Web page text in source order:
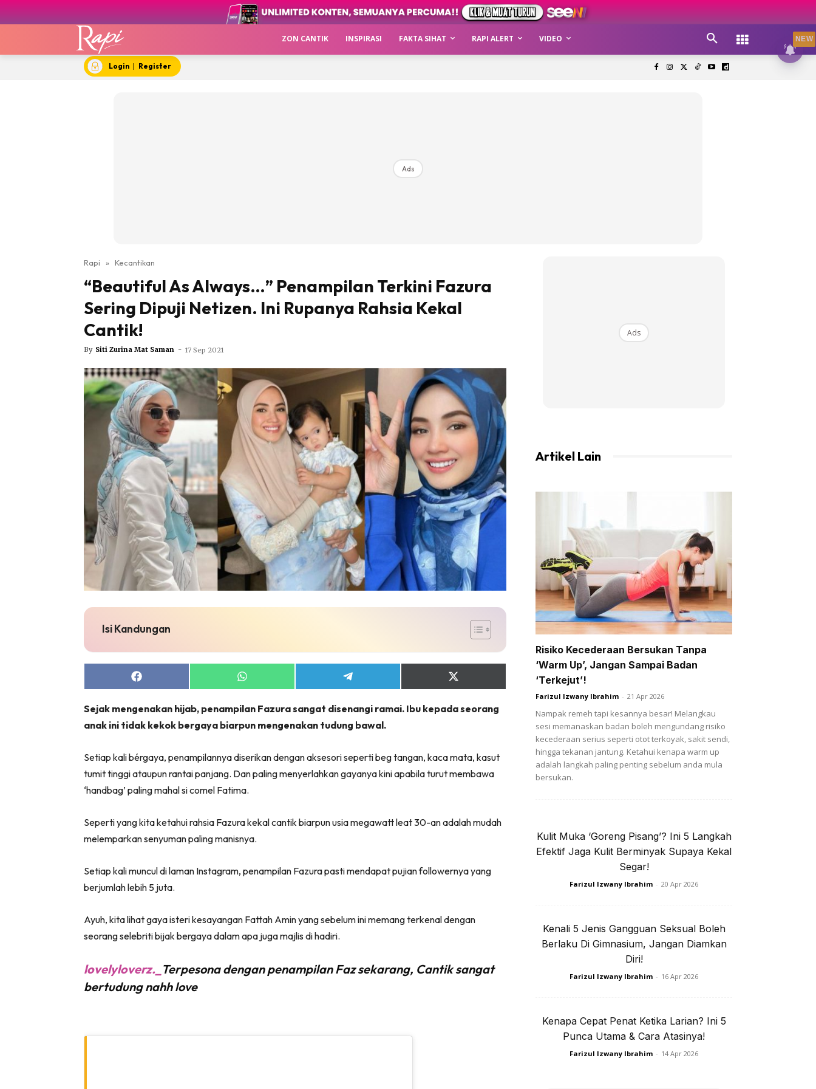
Login|Register
Zon Cantik
Inspirasi
Fakta Sihat
Fit
Video
Glow Up Rapi
Hub Ideaktiv
Dapatkan cerita, perkongsian dan info menarik. Free jer!
ZON CANTIK INSPIRASI FAKTA SIHAT RAPI ALERT VIDEO
Login | Register
Ads
Rapi » Kecantikan
“Beautiful As Always…” Penampilan Terkini Fazura
Sering Dipuji Netizen. Ini Rupanya Rahsia Kekal
Cantik!
By Siti Zurina Mat Saman - 17 Sep 2021
Isi Kandungan
Share
on
Share
on
Share
on
Share
on
(Twitter)
Sejak mengenakan hijab, penampilan Fazura sangat disenangi ramai. Ibu kepada seorang
anak ini tidak kekok bergaya biarpun mengenakan tudung bawal.
Setiap kali bérgaya, penampilannya diserikan dengan aksesori seperti beg tangan, kaca mata, kasut
tumit tinggi ataupun rantai panjang. Dan paling menyerlahkan gayanya kini apabila turut membawa
‘handbag’ paling mahal si comel Fatima.
Seperti yang kita ketahui rahsia Fazura kekal cantik biarpun usia megawatt leat 30-an adalah mudah
melemparkan senyuman paling manisnya.
Setiap kali muncul di laman Instagram, penampilan Fazura pasti mendapat pujian followernya yang
berjumlah lebih 5 juta.
Ayuh, kita lihat gaya isteri kesayangan Fattah Amin yang sebelum ini memang terkenal dengan
seorang selebriti bijak bergaya dalam apa juga majlis di hadiri.
lovelyloverz._ Terpesona dengan penampilan Faz sekarang, Cantik sangat
bertudung nahh love
Ads
Artikel Lain
Risiko Kecederaan Bersukan Tanpa
‘Warm Up’, Jangan Sampai Badan
‘Terkejut’!
Farizul Izwany Ibrahim - 21 Apr 2026
Nampak remeh tapi kesannya besar! Melangkau
sesi memanaskan badan boleh mengundang risiko
kecederaan serius seperti otot terkoyak, sakit sendi,
hingga tekanan jantung. Ketahui kenapa warm up
adalah langkah paling penting sebelum anda mula
bersukan.
Kulit Muka ‘Goreng Pisang’? Ini 5 Langkah
Efektif Jaga Kulit Berminyak Supaya Kekal
Segar!
Farizul Izwany Ibrahim - 20 Apr 2026
Kenali 5 Jenis Gangguan Seksual Boleh
Berlaku Di Gimnasium, Jangan Diamkan
Diri!
Farizul Izwany Ibrahim - 16 Apr 2026
Kenapa Cepat Penat Ketika Larian? Ini 5
Punca Utama & Cara Atasinya!
Farizul Izwany Ibrahim - 14 Apr 2026
NEW